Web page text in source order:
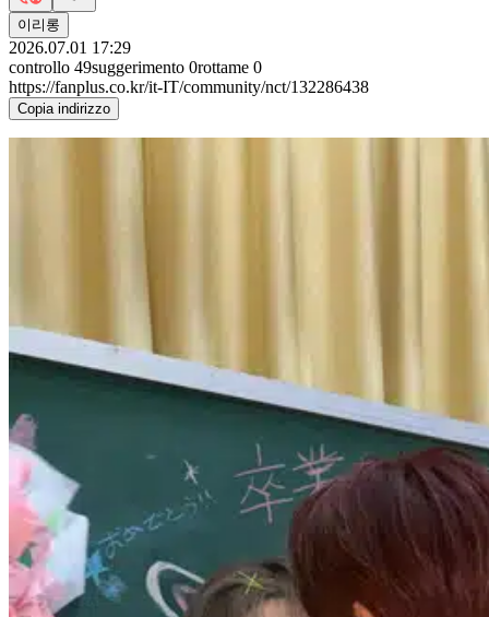
이리롱
2026.07.01 17:29
controllo 49suggerimento 0rottame 0
https://fanplus.co.kr/it-IT/community/nct/132286438
Copia indirizzo